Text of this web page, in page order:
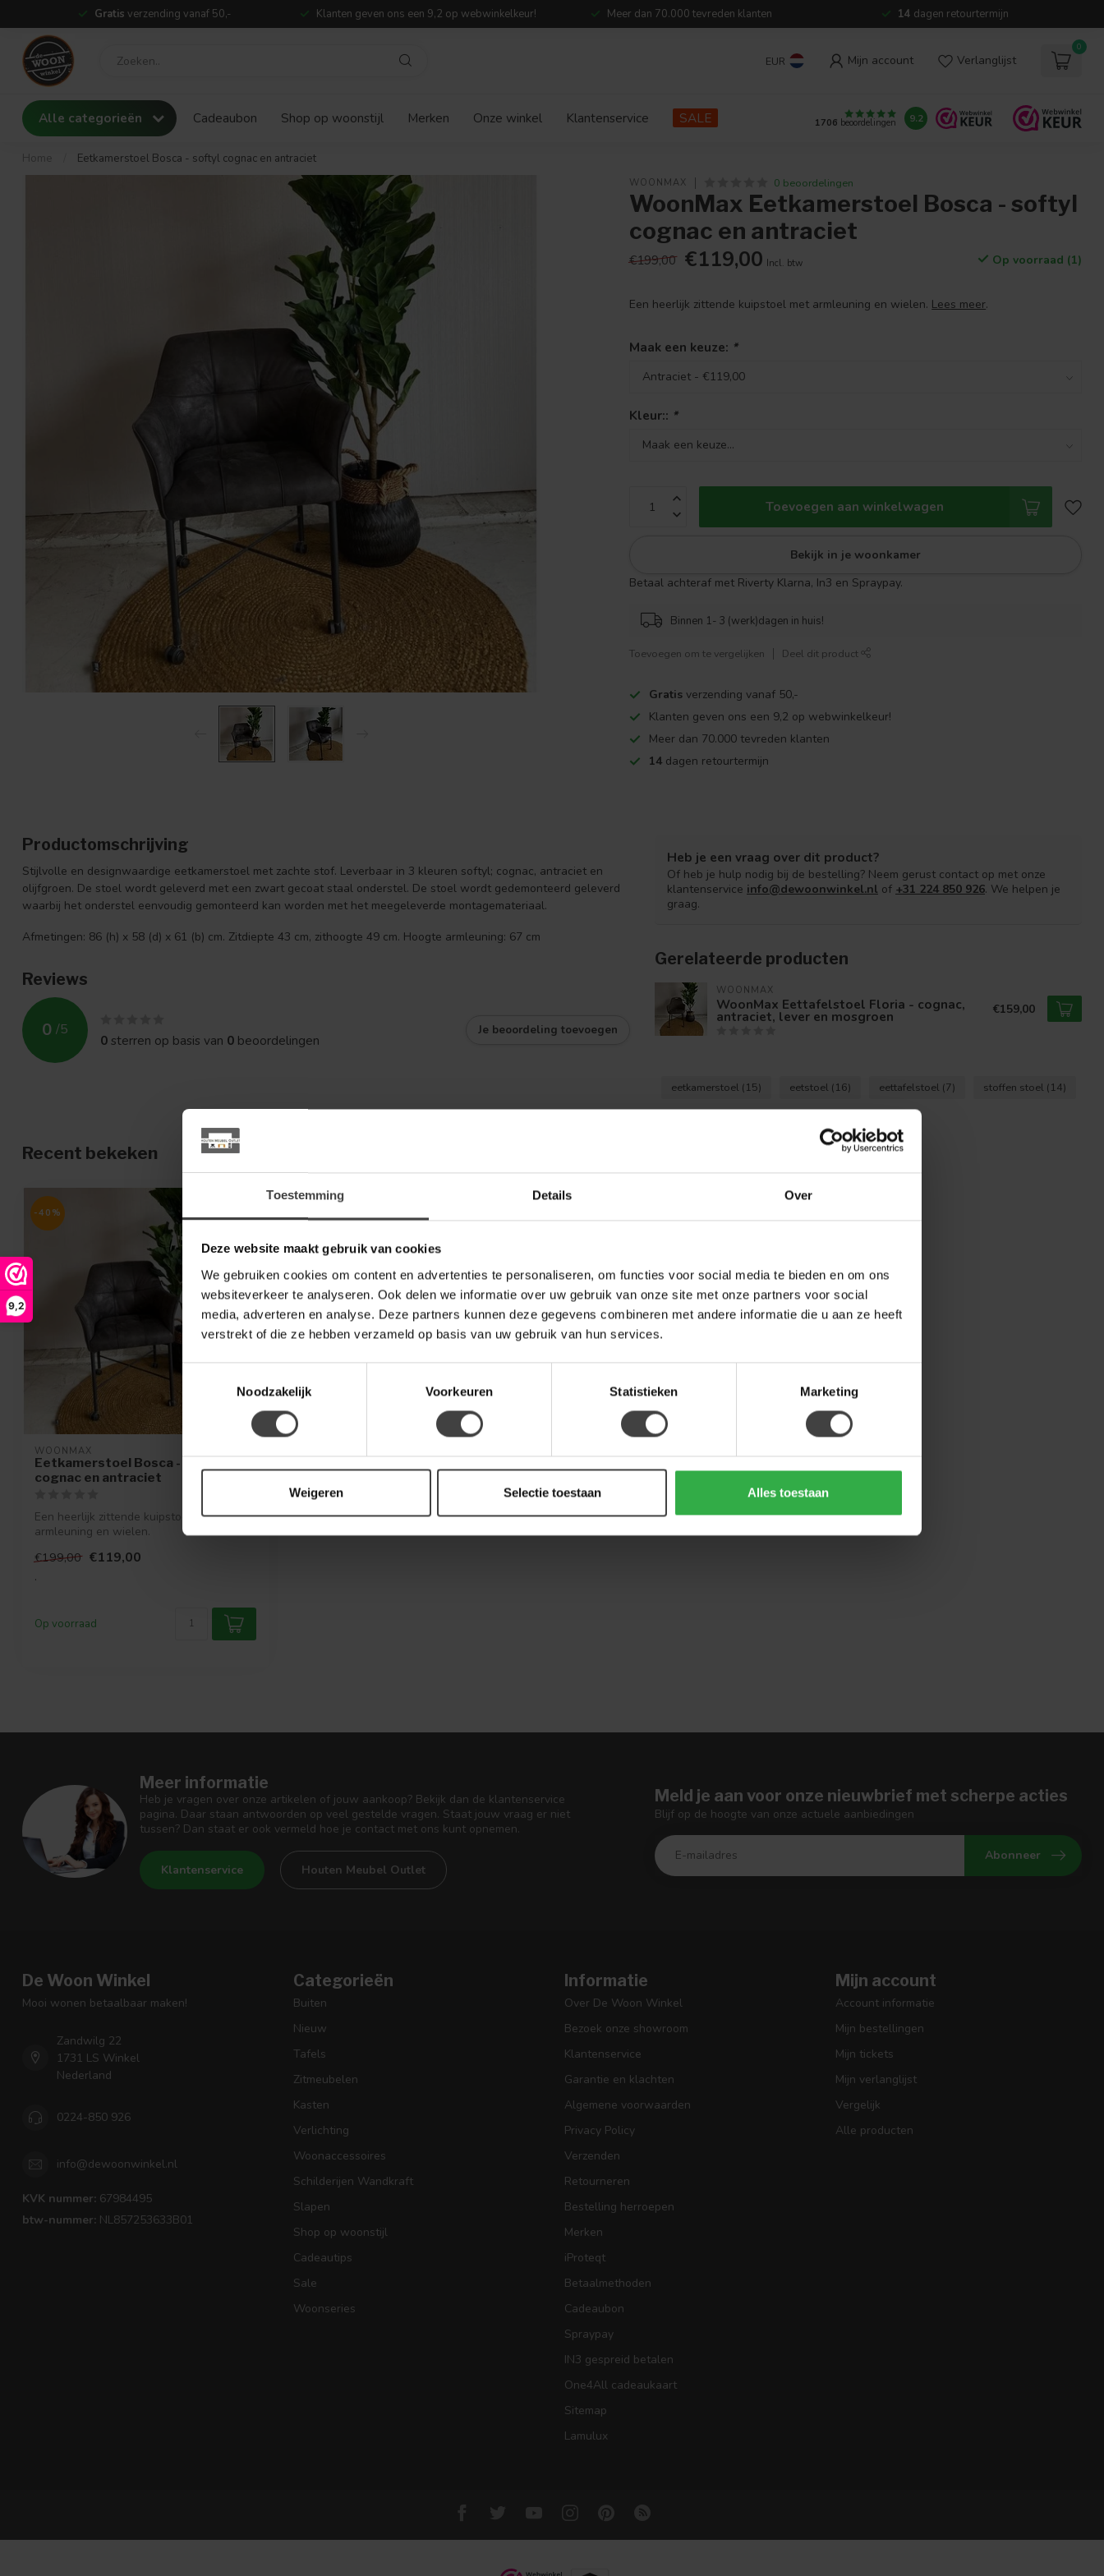
Toestemming Details Over
Deze website maakt gebruik van cookies
We gebruiken cookies om content en advertenties te personaliseren, om functies voor social media te bieden en om ons
websiteverkeer te analyseren. Ook delen we informatie over uw gebruik van onze site met onze partners voor social
media, adverteren en analyse. Deze partners kunnen deze gegevens combineren met andere informatie die u aan ze heeft
verstrekt of die ze hebben verzameld op basis van uw gebruik van hun services.
Noodzakelijk
Voorkeuren Statistieken Marketing
Weigeren Selectie toestaan Alles toestaan
9,2
Gratis verzending vanaf 50,- Klanten geven ons een 9,2 op webwinkelkeur! Meer dan 70.000 tevreden klanten 14 dagen retourtermijn
EUR Mijn account Verlanglijst
0
Alle categorieën Cadeaubon Shop op woonstijl Merken Onze winkel Klantenservice SALE 1706 beoordelingen 9.2
Home Eetkamerstoel Bosca - softyl cognac en antraciet
WOONMAX 0 beoordelingen
WoonMax Eetkamerstoel Bosca - softyl
cognac en antraciet
€199,00 €119,00 Incl. btw Op voorraad (1)
Een heerlijk zittende kuipstoel met armleuning en wielen. Lees meer.
Maak een keuze: *
Kleur:: *
Toevoegen aan winkelwagen
Bekijk in je woonkamer
Betaal achteraf met Riverty Klarna, In3 en Spraypay.
Binnen 1- 3 (werk)dagen in huis!
Toevoegen om te vergelijken Deel dit product
Gratis verzending vanaf 50,-
Klanten geven ons een 9,2 op webwinkelkeur!
Meer dan 70.000 tevreden klanten
14 dagen retourtermijn
Productomschrijving
Stijlvolle en designwaardige eetkamerstoel met zachte stof. Leverbaar in 3 kleuren softyl; cognac, antraciet en
olijfgroen. De stoel wordt geleverd met een zwart gecoat staal onderstel. De stoel wordt gedemonteerd geleverd
waarbij het onderstel eenvoudig gemonteerd kan worden met het meegeleverde montagemateriaal.
Afmetingen: 86 (h) x 58 (d) x 61 (b) cm. Zitdiepte 43 cm, zithoogte 49 cm. Hoogte armleuning: 67 cm
Reviews
0 /5
0sterren op basis van 0 beoordelingen
Je beoordeling toevoegen
Heb je een vraag over dit product?
Of heb je hulp nodig bij de bestelling? Neem gerust contact op met onze
klantenservice info@dewoonwinkel.nl of +31 224 850 926. We helpen je
graag.
Gerelateerde producten
WOONMAX
WoonMax Eettafelstoel Floria - cognac,
antraciet, lever en mosgroen €159,00
eetkamerstoel (15) eetstoel (16) eettafelstoel (7) stoffen stoel (14)
Recent bekeken
-40%
WOONMAX
Eetkamerstoel Bosca - softyl
cognac en antraciet
Een heerlijk zittende kuipstoel met
armleuning en wielen.
€199,00 €119,00
.
Op voorraad
Meer informatie
Heb je vragen over onze artikelen of jouw aankoop? Bekijk dan de klantenservice
pagina. Daar staan antwoorden op veel gestelde vragen. Staat jouw vraag er niet
tussen? Dan staat er ook vermeld hoe je contact met ons kunt opnemen.
Klantenservice Houten Meubel Outlet
Meld je aan voor onze nieuwbrief met scherpe acties
Blijf op de hoogte van onze actuele aanbiedingen
Abonneer
De Woon Winkel
Mooi wonen betaalbaar maken!
Zandwilg 22
1731 LS Winkel
Nederland
0224-850 926
info@dewoonwinkel.nl
KVK nummer: 67984495
btw-nummer: NL857253633B01
Categorieën
Buiten
Nieuw
Tafels
Zitmeubelen
Kasten
Verlichting
Woonaccessoires
Schilderijen Wandkraft
Slapen
Shop op woonstijl
Cadeautips
Sale
Woonseries
Informatie
Over De Woon Winkel
Bezoek onze showroom
Klantenservice
Garantie en klachten
Algemene voorwaarden
Privacy Policy
Verzenden
Retourneren
Bestelling herroepen
Merken
iProteqt
Betaalmethoden
Cadeaubon
Spraypay
IN3 gespreid betalen
One4All cadeaukaart
Sitemap
Lamulux
Mijn account
Account informatie
Mijn bestellingen
Mijn tickets
Mijn verlanglijst
Vergelijk
Alle producten